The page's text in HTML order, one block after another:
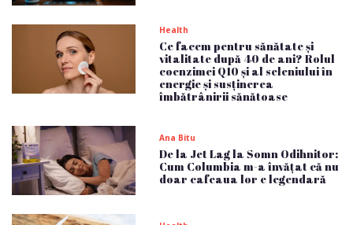
Health
Ce facem pentru sănătate și
vitalitate după 40 de ani? Rolul
coenzimei Q10 și al seleniului în
energie și susținerea
îmbătrânirii sănătoase
Ana Bitu
De la Jet Lag la Somn Odihnitor:
Cum Columbia m-a învățat că nu
doar cafeaua lor e legendară